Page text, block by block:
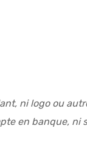
ni logo ou
en banque, ni